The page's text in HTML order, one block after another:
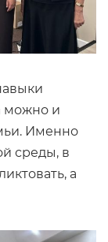
можно и
Именно
среды, в
а